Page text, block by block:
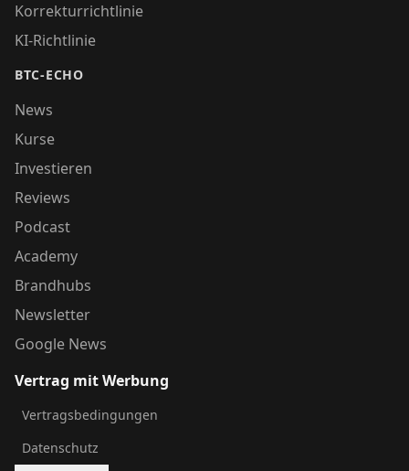
Korrekturrichtlinie
KI-Richtlinie
BTC-ECHO
News
Kurse
Investieren
Reviews
Podcast
Academy
Brandhubs
Newsletter
Google News
Vertrag mit Werbung
Vertragsbedingungen
Datenschutz